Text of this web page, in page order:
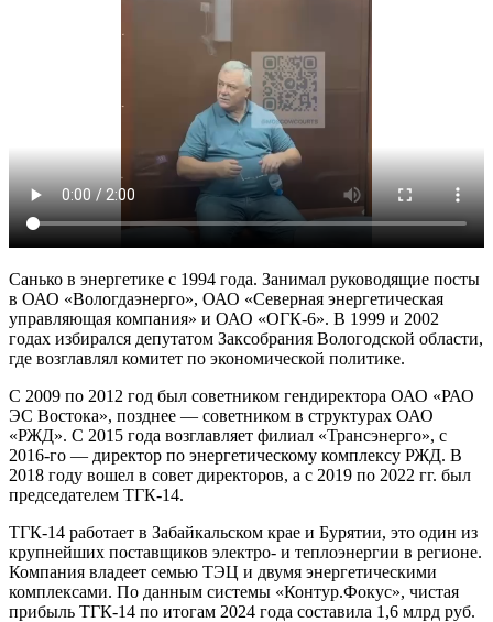
Санько в энергетике с 1994 года. Занимал руководящие посты
в ОАО «Вологдаэнерго», ОАО «Северная энергетическая
управляющая компания» и ОАО «ОГК-6». В 1999 и 2002
годах избирался депутатом Заксобрания Вологодской области,
где возглавлял комитет по экономической политике.
С 2009 по 2012 год был советником гендиректора ОАО «РАО
ЭС Востока», позднее — советником в структурах ОАО
«РЖД». С 2015 года возглавляет филиал «Трансэнерго», с
2016-го — директор по энергетическому комплексу РЖД. В
2018 году вошел в совет директоров, а с 2019 по 2022 гг. был
председателем ТГК-14.
ТГК-14 работает в Забайкальском крае и Бурятии, это один из
крупнейших поставщиков электро- и теплоэнергии в регионе.
Компания владеет семью ТЭЦ и двумя энергетическими
комплексами. По данным системы «Контур.Фокус», чистая
прибыль ТГК-14 по итогам 2024 года составила 1,6 млрд руб.